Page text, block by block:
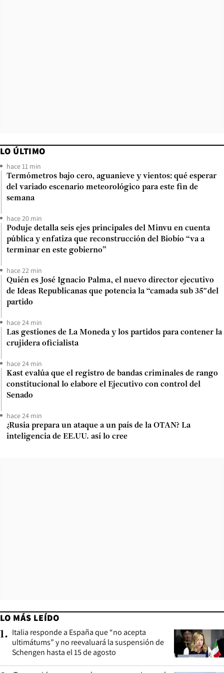
LO ÚLTIMO
hace 11 min
Termómetros bajo cero, aguanieve y vientos: qué esperar
del variado escenario meteorológico para este fin de
semana
hace 20 min
Poduje detalla seis ejes principales del Minvu en cuenta
pública y enfatiza que reconstrucción del Biobío “va a
terminar en este gobierno”
hace 22 min
Quién es José Ignacio Palma, el nuevo director ejecutivo
de Ideas Republicanas que potencia la “camada sub 35″del
partido
hace 24 min
Las gestiones de La Moneda y los partidos para contener la
crujidera oficialista
hace 24 min
Kast evalúa que el registro de bandas criminales de rango
constitucional lo elabore el Ejecutivo con control del
Senado
hace 24 min
¿Rusia prepara un ataque a un país de la OTAN? La
inteligencia de EE.UU. así lo cree
LO MÁS LEÍDO
1. Italia responde a España que “no acepta
ultimátums” y no reevaluará la suspensión de
Schengen hasta el 15 de agosto